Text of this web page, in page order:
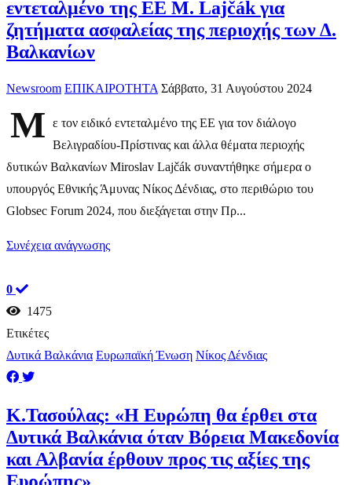
εντεταλμένο της ΕΕ M. Lajčák για
ζητήματα ασφαλείας της περιοχής των Δ.
Βαλκανίων
Newsroom ΕΠΙΚΑΙΡΟΤΗΤΑ Σάββατο, 31 Αυγούστου 2024
Μ
ε τον ειδικό εντεταλμένο της ΕΕ για τον διάλογο
Βελιγραδίου-Πρίστινας και άλλα θέματα περιοχής
δυτικών Βαλκανίων Miroslav Lajčák συναντήθηκε σήμερα ο
υπουργός Εθνικής Άμυνας Νίκος Δένδιας, στο περιθώριο του
Globsec Forum 2024, που διεξάγεται στην Πρ...
Συνέχεια ανάγνωσης
0
1475
Ετικέτες
Δυτικά Βαλκάνια Ευρωπαϊκή Ένωση Νίκος Δένδιας
Κ.Τασούλας: «Η Ευρώπη θα έρθει στα
Δυτικά Βαλκάνια όταν Βόρεια Μακεδονία
και Αλβανία έρθουν προς τις αξίες της